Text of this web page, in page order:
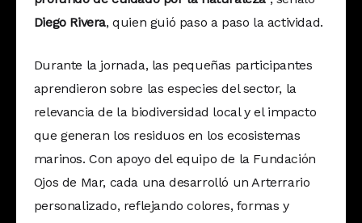
Diego Rivera, quien guió paso a paso la actividad.
Durante la jornada, las pequeñas participantes
aprendieron sobre las especies del sector, la
relevancia de la biodiversidad local y el impacto
que generan los residuos en los ecosistemas
marinos. Con apoyo del equipo de la Fundación
Ojos de Mar, cada una desarrolló un Arterrario
personalizado, reflejando colores, formas y